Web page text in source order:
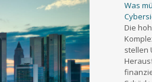
Was
Die
stellen